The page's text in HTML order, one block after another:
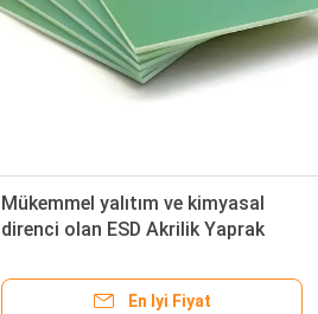
Mükemmel yalıtım ve kimyasal
direnci olan ESD Akrilik Yaprak
için Uygun
En Iyi Fiyat